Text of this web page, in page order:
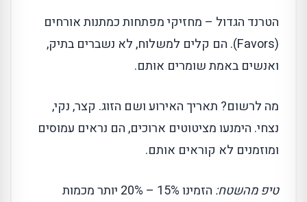
הטרנד הגדול – מחזיקי מפתחות כמתנות אורחים
(Favors). הם קלים למשלוח, לא נשברים בתיק,
ואנשים באמת שומרים אותם.
מה לרשום? תאריך האירוע ושם הזוג. קצר, נקי,
נצחי. הימנעו מציטוטים ארוכים, הם נראים עמוסים
ומוזמנים לא קוראים אותם.
טיפ מהשטח:
הזמינו 15% – 20% יותר מכמות